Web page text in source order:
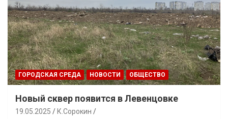
ГОРОДСКАЯ СРЕДА НОВОСТИ ОБЩЕСТВО
Новый сквер появится в Левенцовке
19.05.2025 К.Сорокин